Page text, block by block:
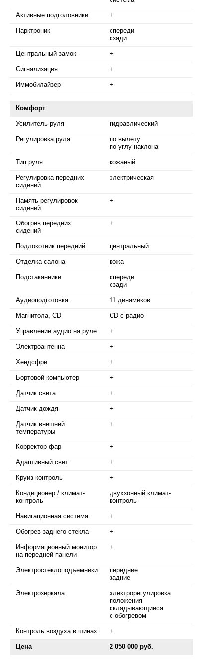
Активные подголовники +
Парктроник
спереди
сзади
Центральный замок +
Сигнализация +
Иммобилайзер +
Комфорт
Усилитель руля гидравлический
Регулировка руля
по вылету
по углу наклона
Тип руля кожаный
Регулировка передних
сидений
электрическая
Память регулировок
сидений
+
Обогрев передних
сидений
+
Подлокотник передний центральный
Отделка салона кожа
Подстаканники
спереди
сзади
Аудиоподготовка 11 динамиков
Магнитола, CD CD с радио
Управление аудио на руле +
Электроантенна +
Хендсфри +
Бортовой компьютер +
Датчик света +
Датчик дождя +
Датчик внешней
температуры
+
Корректор фар +
Адаптивный свет +
Круиз-контроль +
Кондиционер / климат-
контроль
двухзонный климат-
контроль
Навигационная система +
Обогрев заднего стекла +
Информационный монитор
на передней панели
+
Электростеклоподъемники
передние
задние
Электрозеркала
электрорегулировка
положения
складывающиеся
с обогревом
Контроль воздуха в шинах +
Цена 2 050 000 руб.